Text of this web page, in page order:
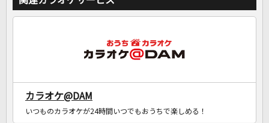
カラオケ@DAM
いつものカラオケが24時間いつでもおうちで楽しめる！